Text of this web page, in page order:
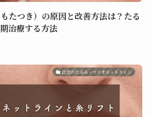
たつき）の原因と改善方法は？たる
治療する方法
口元のたるみ・マリオネットライン